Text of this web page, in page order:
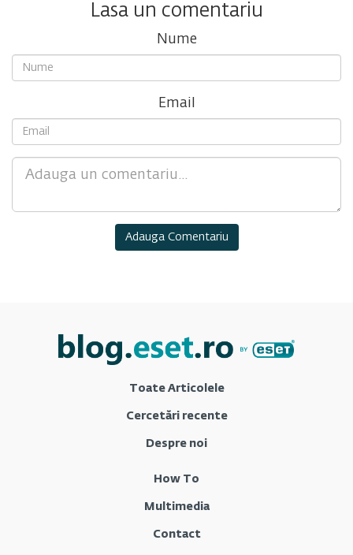
Lasa un comentariu
Nume
Email
Toate Articolele
Cercetări recente
Despre noi
How To
Multimedia
Contact